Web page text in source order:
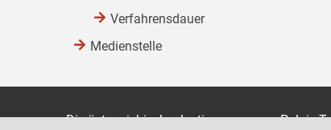
Verfahrensdauer
Medienstelle
Die österreichische Justiz Palais